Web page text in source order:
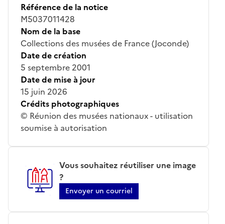
Référence de la notice
M5037011428
Nom de la base
Collections des musées de France (Joconde)
Date de création
5 septembre 2001
Date de mise à jour
15 juin 2026
Crédits photographiques
© Réunion des musées nationaux - utilisation
soumise à autorisation
Vous souhaitez réutiliser une image
?
Envoyer un courriel